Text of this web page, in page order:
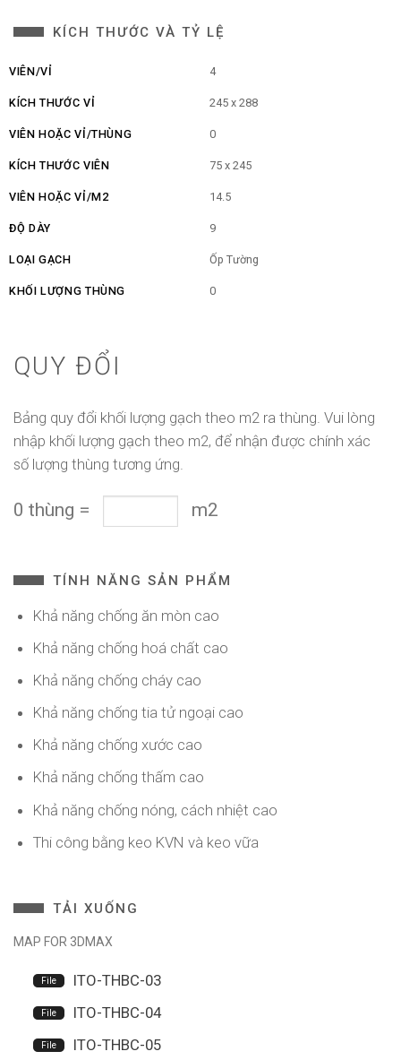
KÍCH THƯỚC VÀ TỶ LỆ
VIÊN/VỈ 4
KÍCH THƯỚC VỈ 245 x 288
VIÊN HOẶC VỈ/THÙNG 0
KÍCH THƯỚC VIÊN 75 x 245
VIÊN HOẶC VỈ/M2 14.5
ĐỘ DÀY 9
LOẠI GẠCH Ốp Tường
KHỐI LƯỢNG THÙNG 0
QUY ĐỔI
Bảng quy đổi khối lượng gạch theo m2 ra thùng. Vui lòng
nhập khối lượng gạch theo m2, để nhận được chính xác
số lượng thùng tương ứng.
0 thùng = m2
TÍNH NĂNG SẢN PHẨM
Khả năng chống ăn mòn cao
Khả năng chống hoá chất cao
Khả năng chống cháy cao
Khả năng chống tia tử ngoại cao
Khả năng chống xước cao
Khả năng chống thấm cao
Khả năng chống nóng, cách nhiệt cao
Thi công bằng keo KVN và keo vữa
TẢI XUỐNG
MAP FOR 3DMAX
ITO-THBC-03
ITO-THBC-04
ITO-THBC-05